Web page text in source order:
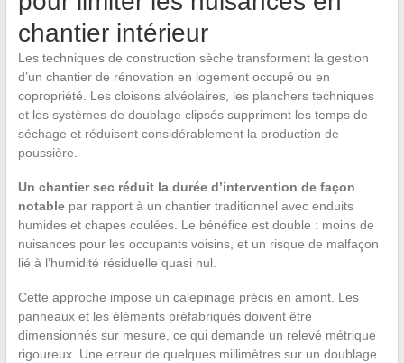
chantier intérieur
Les techniques de construction sèche transforment la gestion
d’un chantier de rénovation en logement occupé ou en
copropriété. Les cloisons alvéolaires, les planchers techniques
et les systèmes de doublage clipsés suppriment les temps de
séchage et réduisent considérablement la production de
poussière.
Un chantier sec réduit la durée d’intervention de façon
notablepar rapport à un chantier traditionnel avec enduits
humides et chapes coulées. Le bénéfice est double : moins de
nuisances pour les occupants voisins, et un risque de malfaçon
lié à l’humidité résiduelle quasi nul.
Cette approche impose un calepinage précis en amont. Les
panneaux et les éléments préfabriqués doivent être
dimensionnés sur mesure, ce qui demande un relevé métrique
rigoureux. Une erreur de quelques millimètres sur un doublage